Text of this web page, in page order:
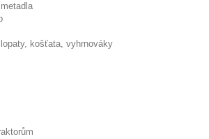
košťata, vyhrnováky